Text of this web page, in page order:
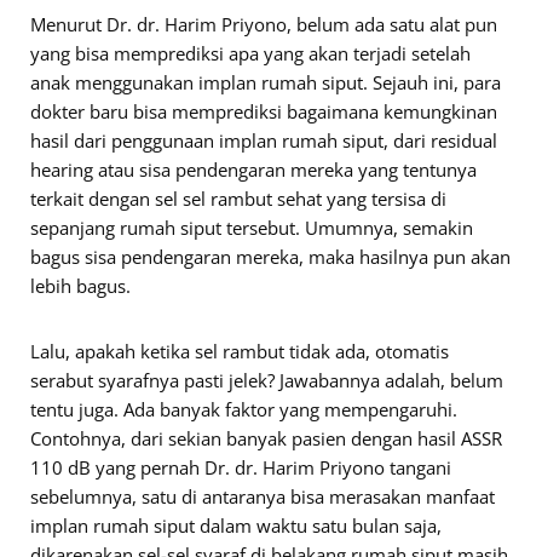
Menurut Dr. dr. Harim Priyono, belum ada satu alat pun
yang bisa memprediksi apa yang akan terjadi setelah
anak menggunakan implan rumah siput. Sejauh ini, para
dokter baru bisa memprediksi bagaimana kemungkinan
hasil dari penggunaan implan rumah siput, dari residual
hearing atau sisa pendengaran mereka yang tentunya
terkait dengan sel sel rambut sehat yang tersisa di
sepanjang rumah siput tersebut. Umumnya, semakin
bagus sisa pendengaran mereka, maka hasilnya pun akan
lebih bagus.
Lalu, apakah ketika sel rambut tidak ada, otomatis
serabut syarafnya pasti jelek? Jawabannya adalah, belum
tentu juga. Ada banyak faktor yang mempengaruhi.
Contohnya, dari sekian banyak pasien dengan hasil ASSR
110 dB yang pernah Dr. dr. Harim Priyono tangani
sebelumnya, satu di antaranya bisa merasakan manfaat
implan rumah siput dalam waktu satu bulan saja,